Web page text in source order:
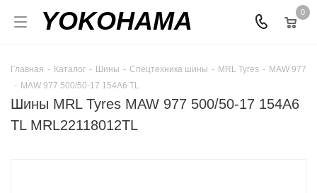
YOKOHAMA 0
Главная - Каталог - Шины - Спецтехника шины - MRL Tyres - MAW 977
- MAW 977 500/50-17 154A6 TL
Шины MRL Tyres MAW 977 500/50-17 154A6
TL MRL22118012TL